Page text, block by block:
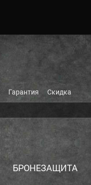
Гарантия Скидка
БРОНЕЗАЩИТА